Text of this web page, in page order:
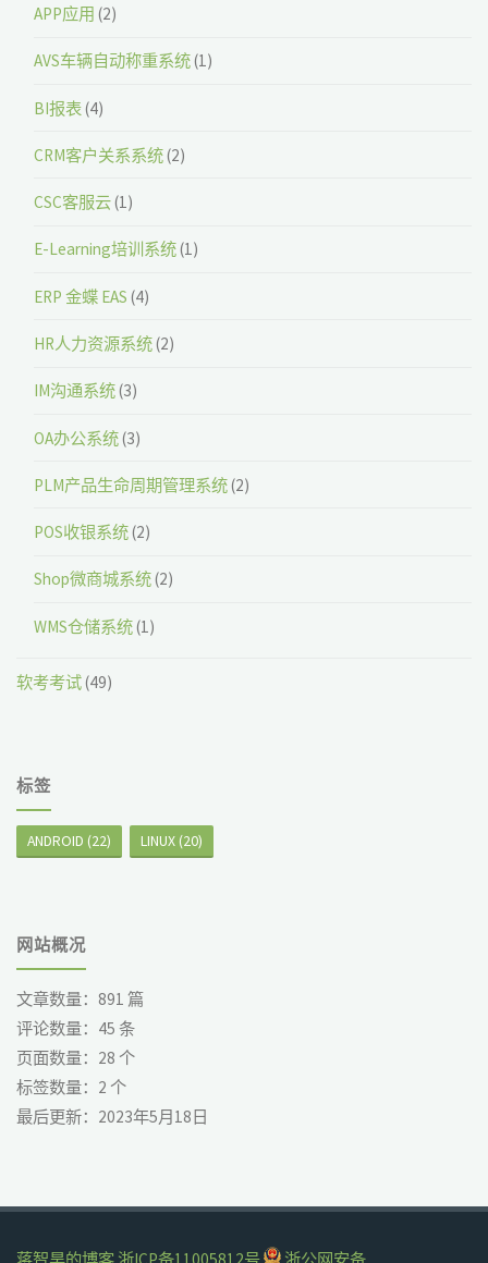
APP应用 (2)
AVS车辆自动称重系统(1)
BI报表(4)
CRM客户关系系统(2)
CSC客服云(1)
E-Learning培训系统(1)
ERP 金蝶 EAS (4)
HR人力资源系统(2)
IM沟通系统(3)
OA办公系统(3)
PLM产品生命周期管理系统(2)
POS收银系统(2)
Shop微商城系统(2)
WMS仓储系统(1)
软考考试(49)
标签
ANDROID (22) LINUX (20)
网站概况
文章数量：891 篇
评论数量： 45 条
页面数量： 28 个
标签数量： 2 个
最后更新： 2023年5月18日